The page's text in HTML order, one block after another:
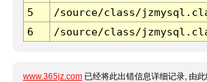
5
/source/class/
6
/source/class/
www.365jz.com 已经将此出错信息详细记录, 由